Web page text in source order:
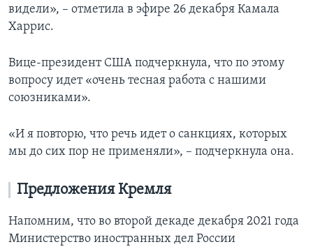
видели», – отметила в эфире 26 декабря Камала
Харрис.
Вице-президент США подчеркнула, что по этому
вопросу идет «очень тесная работа с нашими
союзниками».
«И я повторю, что речь идет о санкциях, которых
мы до сих пор не применяли», – подчеркнула она.
Предложения Кремля
Напомним, что во второй декаде декабря 2021 года
Министерство иностранных дел России